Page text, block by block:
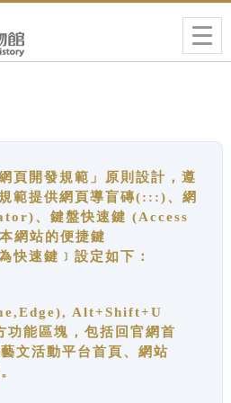
頁開發規範」原則設計，遵
範提供網頁導盲磚(:::)、網
、鍵盤快速鍵 (Access
網站的便捷鍵
快速鍵﹞設定如下：
Alt+Shift+U
能區塊，包括回官網首
文活動平台首頁、網站